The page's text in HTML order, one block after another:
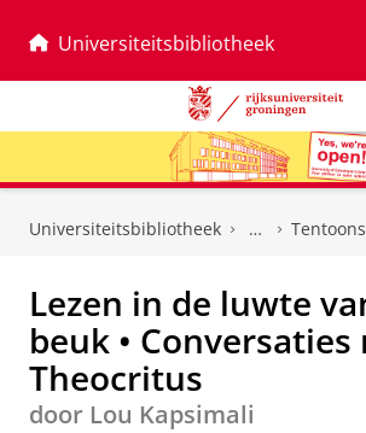
Universiteitsbibliotheek
Universiteitsbibliotheek
Lezen in de luwte
beuk • Conversaties
Theocritus
door Lou Kapsimali